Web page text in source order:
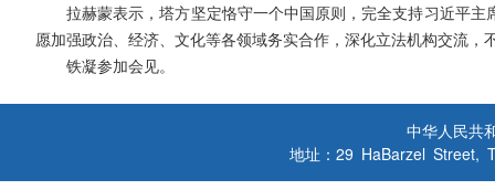
拉赫蒙表示，塔方坚定恪守一个中国原则，完全支持习近平
愿加强政治、经济、文化等各领域务实合作，深化立法机构交流，
铁凝参加会见。
中华人民共
地址：29 HaBarzel Street,